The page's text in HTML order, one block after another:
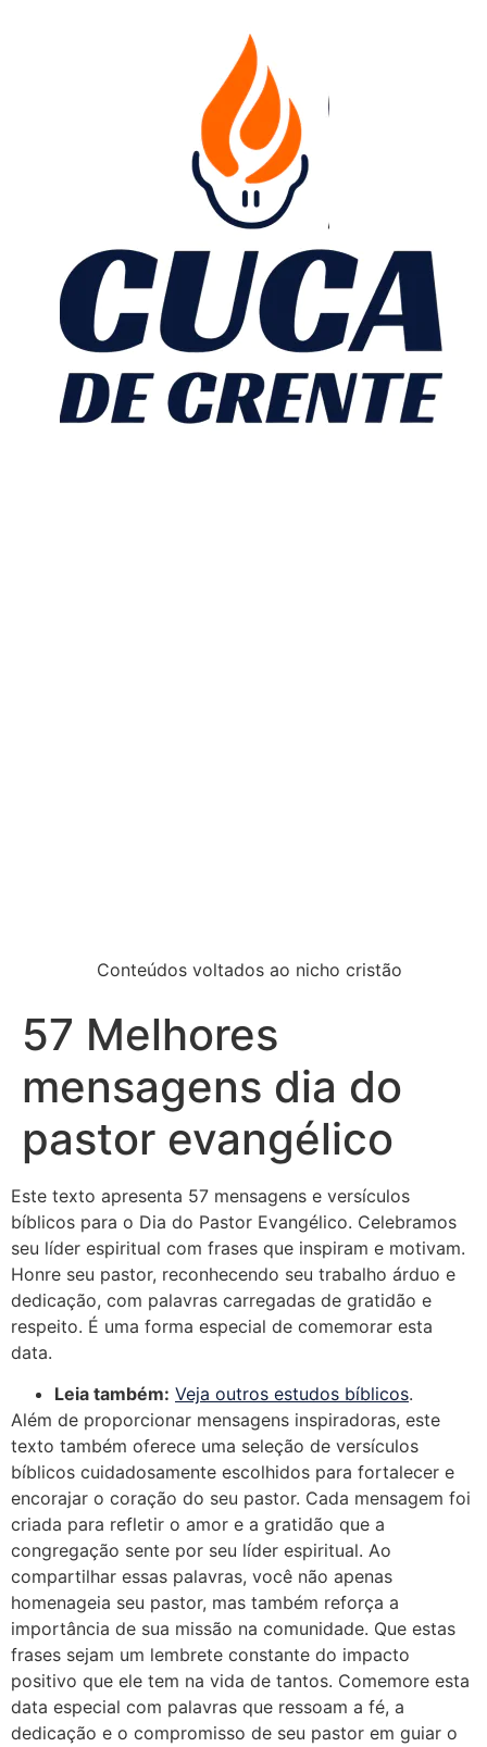
Conteúdos voltados ao nicho cristão
57 Melhores
mensagens dia do
pastor evangélico
Este texto apresenta 57 mensagens e versículos
bíblicos para o Dia do Pastor Evangélico. Celebramos
seu líder espiritual com frases que inspiram e motivam.
Honre seu pastor, reconhecendo seu trabalho árduo e
dedicação, com palavras carregadas de gratidão e
respeito. É uma forma especial de comemorar esta
data.
Leia também: Veja outros estudos bíblicos.
Além de proporcionar mensagens inspiradoras, este
texto também oferece uma seleção de versículos
bíblicos cuidadosamente escolhidos para fortalecer e
encorajar o coração do seu pastor. Cada mensagem foi
criada para refletir o amor e a gratidão que a
congregação sente por seu líder espiritual. Ao
compartilhar essas palavras, você não apenas
homenageia seu pastor, mas também reforça a
importância de sua missão na comunidade. Que estas
frases sejam um lembrete constante do impacto
positivo que ele tem na vida de tantos. Comemore esta
data especial com palavras que ressoam a fé, a
dedicação e o compromisso de seu pastor em guiar o